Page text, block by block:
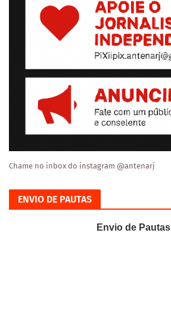
Chame no inbox do instagram @antenarj
ENVIO DE PAUTAS
Envio de Pautas